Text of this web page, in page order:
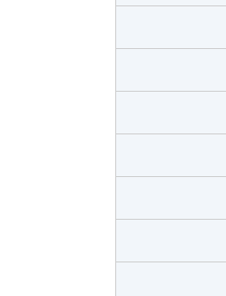
大井
大井
大井